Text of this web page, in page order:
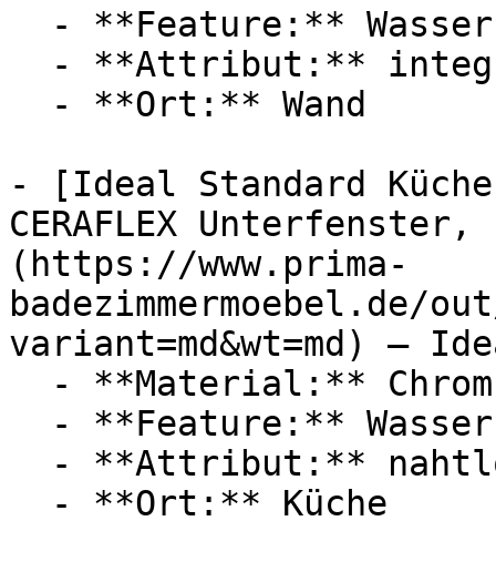
- [Ideal Standard
CERAFLEX Unterfenster,
(https://www.prima-
badezimmermoebel.de/
variant=md&wt=md) —